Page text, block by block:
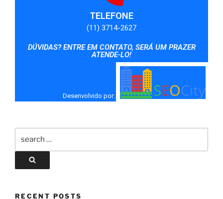
TELEFONE
(11) 3714-2627
DÚVIDAS? ENTRE EM CONTATO, SERÁ UM PRAZER
ATENDE-LO!
Desenvolvido por:
RECENT POSTS